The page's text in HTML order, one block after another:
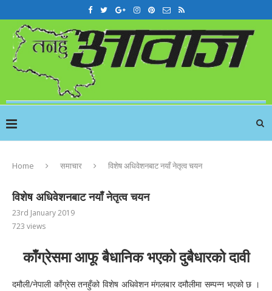
Home समाचार विशेष अधिवेशनबाट नयाँ नेतृत्व चयन
विशेष अधिवेशनबाट नयाँ नेतृत्व चयन
23rd January 2019
723 views
काँग्रेसमा आफू बैधानिक भएको दुबैधारको दावी
दमौली/नेपाली काँग्रेस तनहुँको विशेष अधिवेशन मंगलबार दमौलीमा सम्पन्न भएको छ ।